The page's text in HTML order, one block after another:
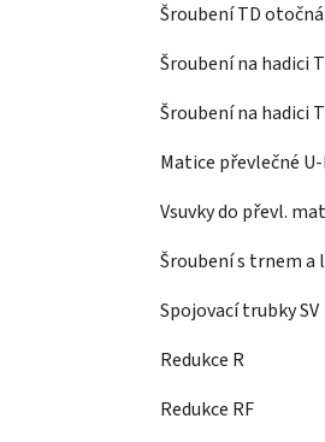
Šroubení TD otočná
Šroubení na hadici
Šroubení na hadici
Matice převlečné U-
Vsuvky do převl.
Šroubení s trnem a
Spojovací trubky SV
Redukce R
Redukce RF